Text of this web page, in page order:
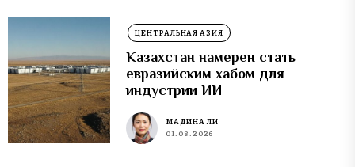
ЦЕНТРАЛЬНАЯ АЗИЯ
Казахстан намерен стать
евразийским хабом для
индустрии ИИ
МАДИНА ЛИ
01.08.2026